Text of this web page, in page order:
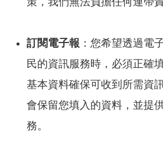
政
訂閱電子報 ：您希望透過電
民的資訊服務時，必須正確
基本資料確保可收到所需資
會保留您填入的資料，並提
務。